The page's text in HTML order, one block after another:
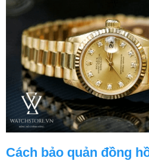
Cách bảo quản đồng